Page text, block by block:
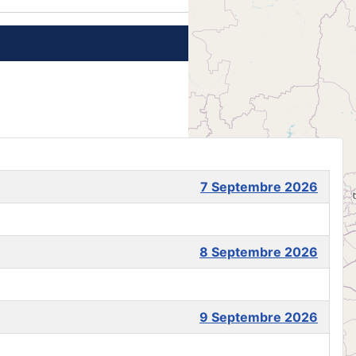
7 Septembre 2026
8 Septembre 2026
9 Septembre 2026